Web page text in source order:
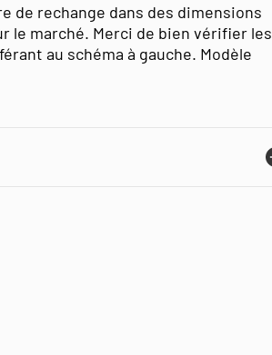
de rechange dans des dimensions
le marché. Merci de bien vérifier les
au schéma à gauche. Modèle